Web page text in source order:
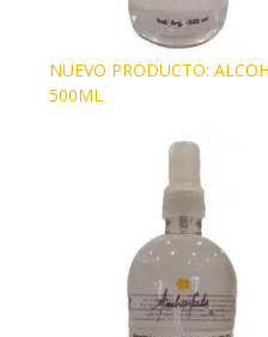
NUEVO PRODUCTO:
500ML